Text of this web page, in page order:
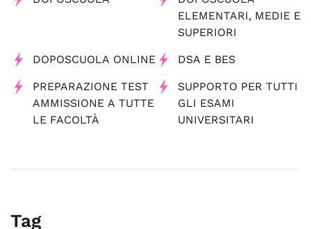
ELEMENTARI, MEDIE E
SUPERIORI
DOPOSCUOLA ONLINE DSA E BES
PREPARAZIONE TEST
AMMISSIONE A TUTTE
LE FACOLTÀ
SUPPORTO PER TUTTI
GLI ESAMI
UNIVERSITARI
Tag